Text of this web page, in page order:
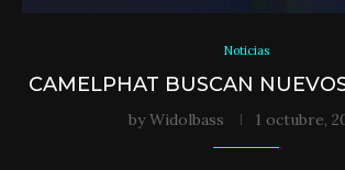
Noticias
CAMELPHAT BUSCAN
byWidolbass 1 octubre,